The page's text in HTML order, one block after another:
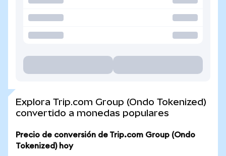
Explora Trip.com Group (Ondo Tokenized)
convertido a monedas populares
Precio de conversión de Trip.com Group (Ondo
Tokenized) hoy